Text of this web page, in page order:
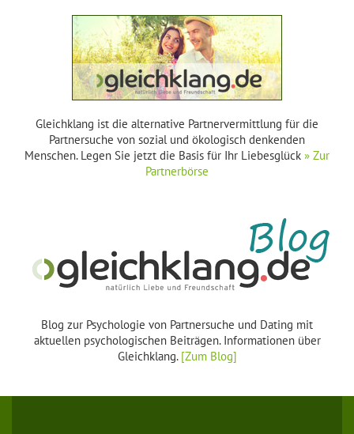
Gleichklang ist die alternative Partnervermittlung für die
Partnersuche von sozial und ökologisch denkenden
Menschen. Legen Sie jetzt die Basis für Ihr Liebesglück » Zur
Partnerbörse
Blog zur Psychologie von Partnersuche und Dating mit
aktuellen psychologischen Beiträgen. Informationen über
Gleichklang. [Zum Blog]